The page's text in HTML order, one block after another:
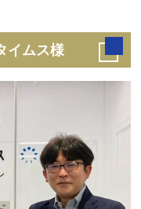
イムス様